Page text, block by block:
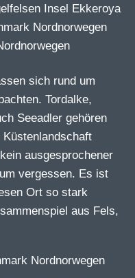
sich rund um
Tordalke,
Seeadler gehören
ausgesprochener
vergessen. Es ist
Ort so stark
aus Fels,